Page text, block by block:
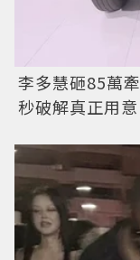
李多慧砸85萬
秒破解真正用意